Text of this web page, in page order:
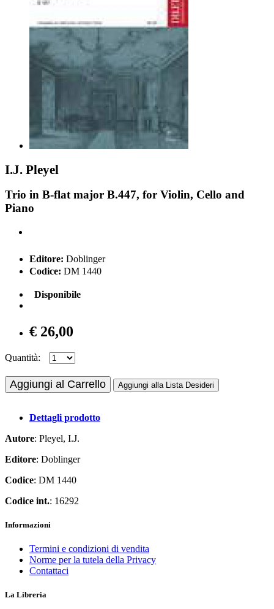
I.J. Pleyel
Trio in B-flat major B.447, for Violin, Cello and
Piano
Editore: Doblinger
Codice: DM 1440
Disponibile
€ 26,00
Quantità:
Aggiungi al Carrello Aggiungi alla Lista Desideri
Dettagli prodotto
Autore: Pleyel, I.J.
Editore: Doblinger
Codice: DM 1440
Codice int.: 16292
Informazioni
Termini e condizioni di vendita
Norme per la tutela della Privacy
Contattaci
La Libreria